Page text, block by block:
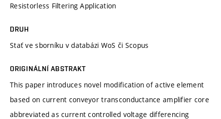
Resistorless Filtering Application
DRUH
Stať ve sborníku v databázi WoS či Scopus
ORIGINÁLNÍ ABSTRAKT
This paper introduces novel modification of active element
based on current conveyor transconductance amplifier core
abbreviated as current controlled voltage differencing